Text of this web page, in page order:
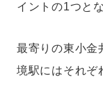
イントの1つとな
最寄りの東小金
境駅にはそれぞ